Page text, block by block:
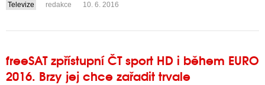
....
Televize redakce 10. 6. 2016
freeSAT zpřístupní ČT sport HD i během EURO
2016. Brzy jej chce zařadit trvale